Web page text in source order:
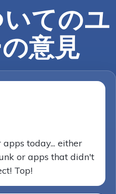
てのユ
意見
today... either
or apps that didn't
Top!